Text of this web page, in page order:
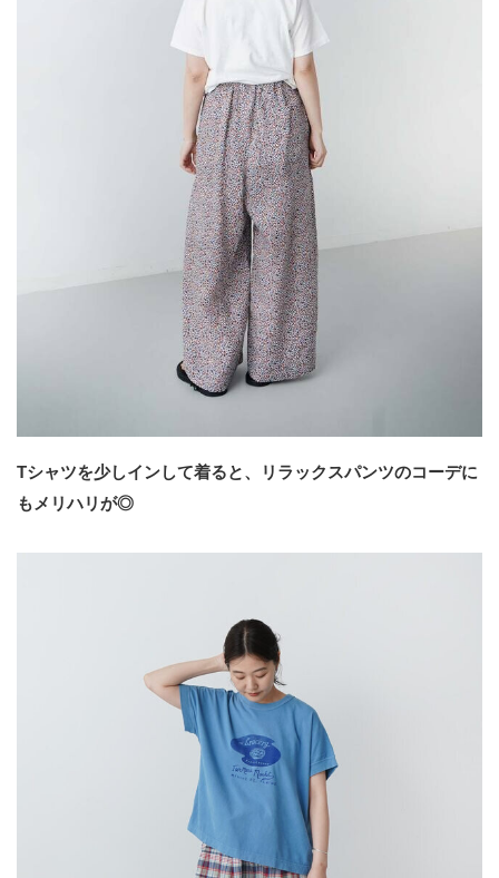
Tシャツを少しインして着ると、リラックスパンツのコーデに
もメリハリが◎